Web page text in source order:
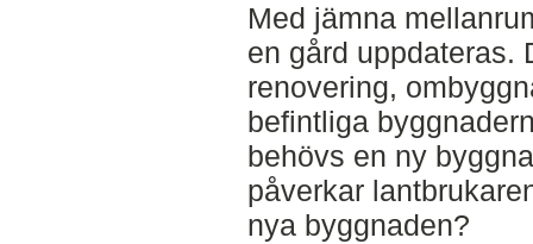
Med jämna
en gård uppdateras.
renovering,
befintliga
behövs en ny
påverkar
nya byggnaden?